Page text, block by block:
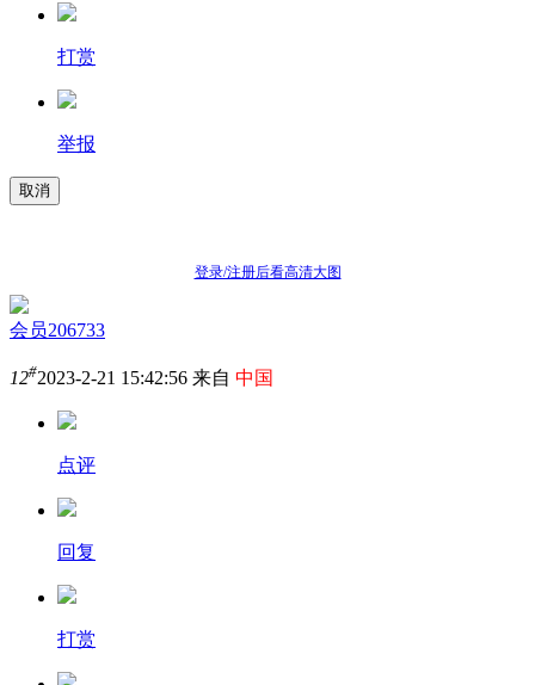
打赏
举报
取消
登录/注册后看高清大图
会员206733
12#2023-2-21 15:42:56 来自 中国
点评
回复
打赏